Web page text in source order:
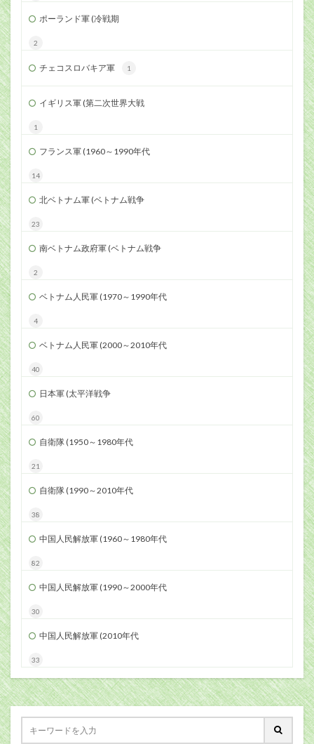
ポーランド軍 (冷戦期
2
チェコスロバキア軍 1
イギリス軍 (第二次世界大戦
1
フランス軍 (1960～1990年代
14
北ベトナム軍 (ベトナム戦争
23
南ベトナム政府軍 (ベトナム戦争
2
ベトナム人民軍 (1970～1990年代
4
ベトナム人民軍 (2000～2010年代
40
日本軍 (太平洋戦争
60
自衛隊 (1950～1980年代
21
自衛隊 (1990～2010年代
38
中国人民解放軍 (1960～1980年代
82
中国人民解放軍 (1990～2000年代
30
中国人民解放軍 (2010年代
33